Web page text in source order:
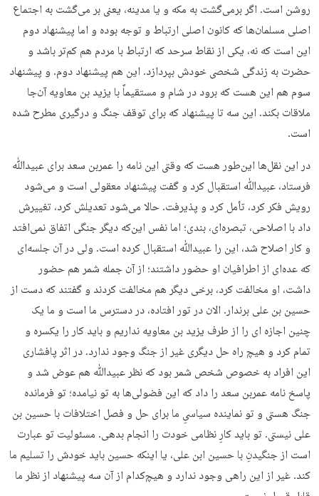
روشن است. اگر برمی‌گشت به مکه و یا مدینه، یعنی بر می‌گشت به اجتماع
اصلی مسلمان‌ها که کانون اصلی ارتباط و توجه بوده و اما پیشنهاد دوم
این است که نه،‌ یکی از نقاط سرحد که ارتباط با مردم هم کم‌تر باشد و
حضرت به زندگی شخصی خودش بپردازد. این هم پیشنهاد دوم. و پیشنهاد
سوم هم این هست که برود در شام و مستقیماً با یزید بن معاویه آن‌جا
ملاقات بکند. این سه تا پیشنهاد که برای توقف جنگ و درگیری مطرح شده
است.
در این نقل‌ها این‌طور هست که وقتی این نامه را عمربن سعد برای عبیدﷲ
فرستاد، عبیدﷲ استقبال کرد و گفت پیشنهاد معقولی است و می‌شود
رویش فکر کرد، تأمل کرد و پذیرفت. حالا می‌شود تعدیلش کرد، تغییرش
داد با اصلاحی، تبصره‌ای، بندی؛ اما نفس این‌که دیگر جنگی اتفاق نمی‌افتد
و کار اصلاح شد، این را عبیدﷲ استقبال کرده است. ولی در آن جلسه‌ای
که عده‌ای از اطرافیان او حضور داشتند؛ از آن جمله شمر هم حضور
داشت، او مخالفت کرد، برخی دیگر هم مخالفت کردند و گفتند که دست از
حسین بن علی برندار. الان در تور افتاده، در دسترس ما است و ما یک
چنین اجازه ای را از طرف یزید بن معاویه نداریم و باید کار را یکسره و
تمام کرد و هیچ راه حل دیگری غیر از جنگ وجود ندارد. در اثر پافشاری
این افراد به خصوص شخص شمر بود که نظر عبیدﷲ هم عوض شد و
پاسخ نامه عمربن سعد را داد که این فضولی‌ها به تو نیامده؛ تو فرمانده
جنگ هستی و تو نماینده سیاسیِ ما برای حل و فصل اختلافات با حسین بن
علی نیستی. تو باید کارِ نظامی خودت را انجام بدهی. مسئولیت تو عبارت
است از جنگیدنِ با حسین ابن علی، یا اینکه حسین باید خودش را تسلیم ما
کند. غیر از این راهی وجود ندارد و هیچ‌کدام از آن سه پیشنهاد از نظر ما